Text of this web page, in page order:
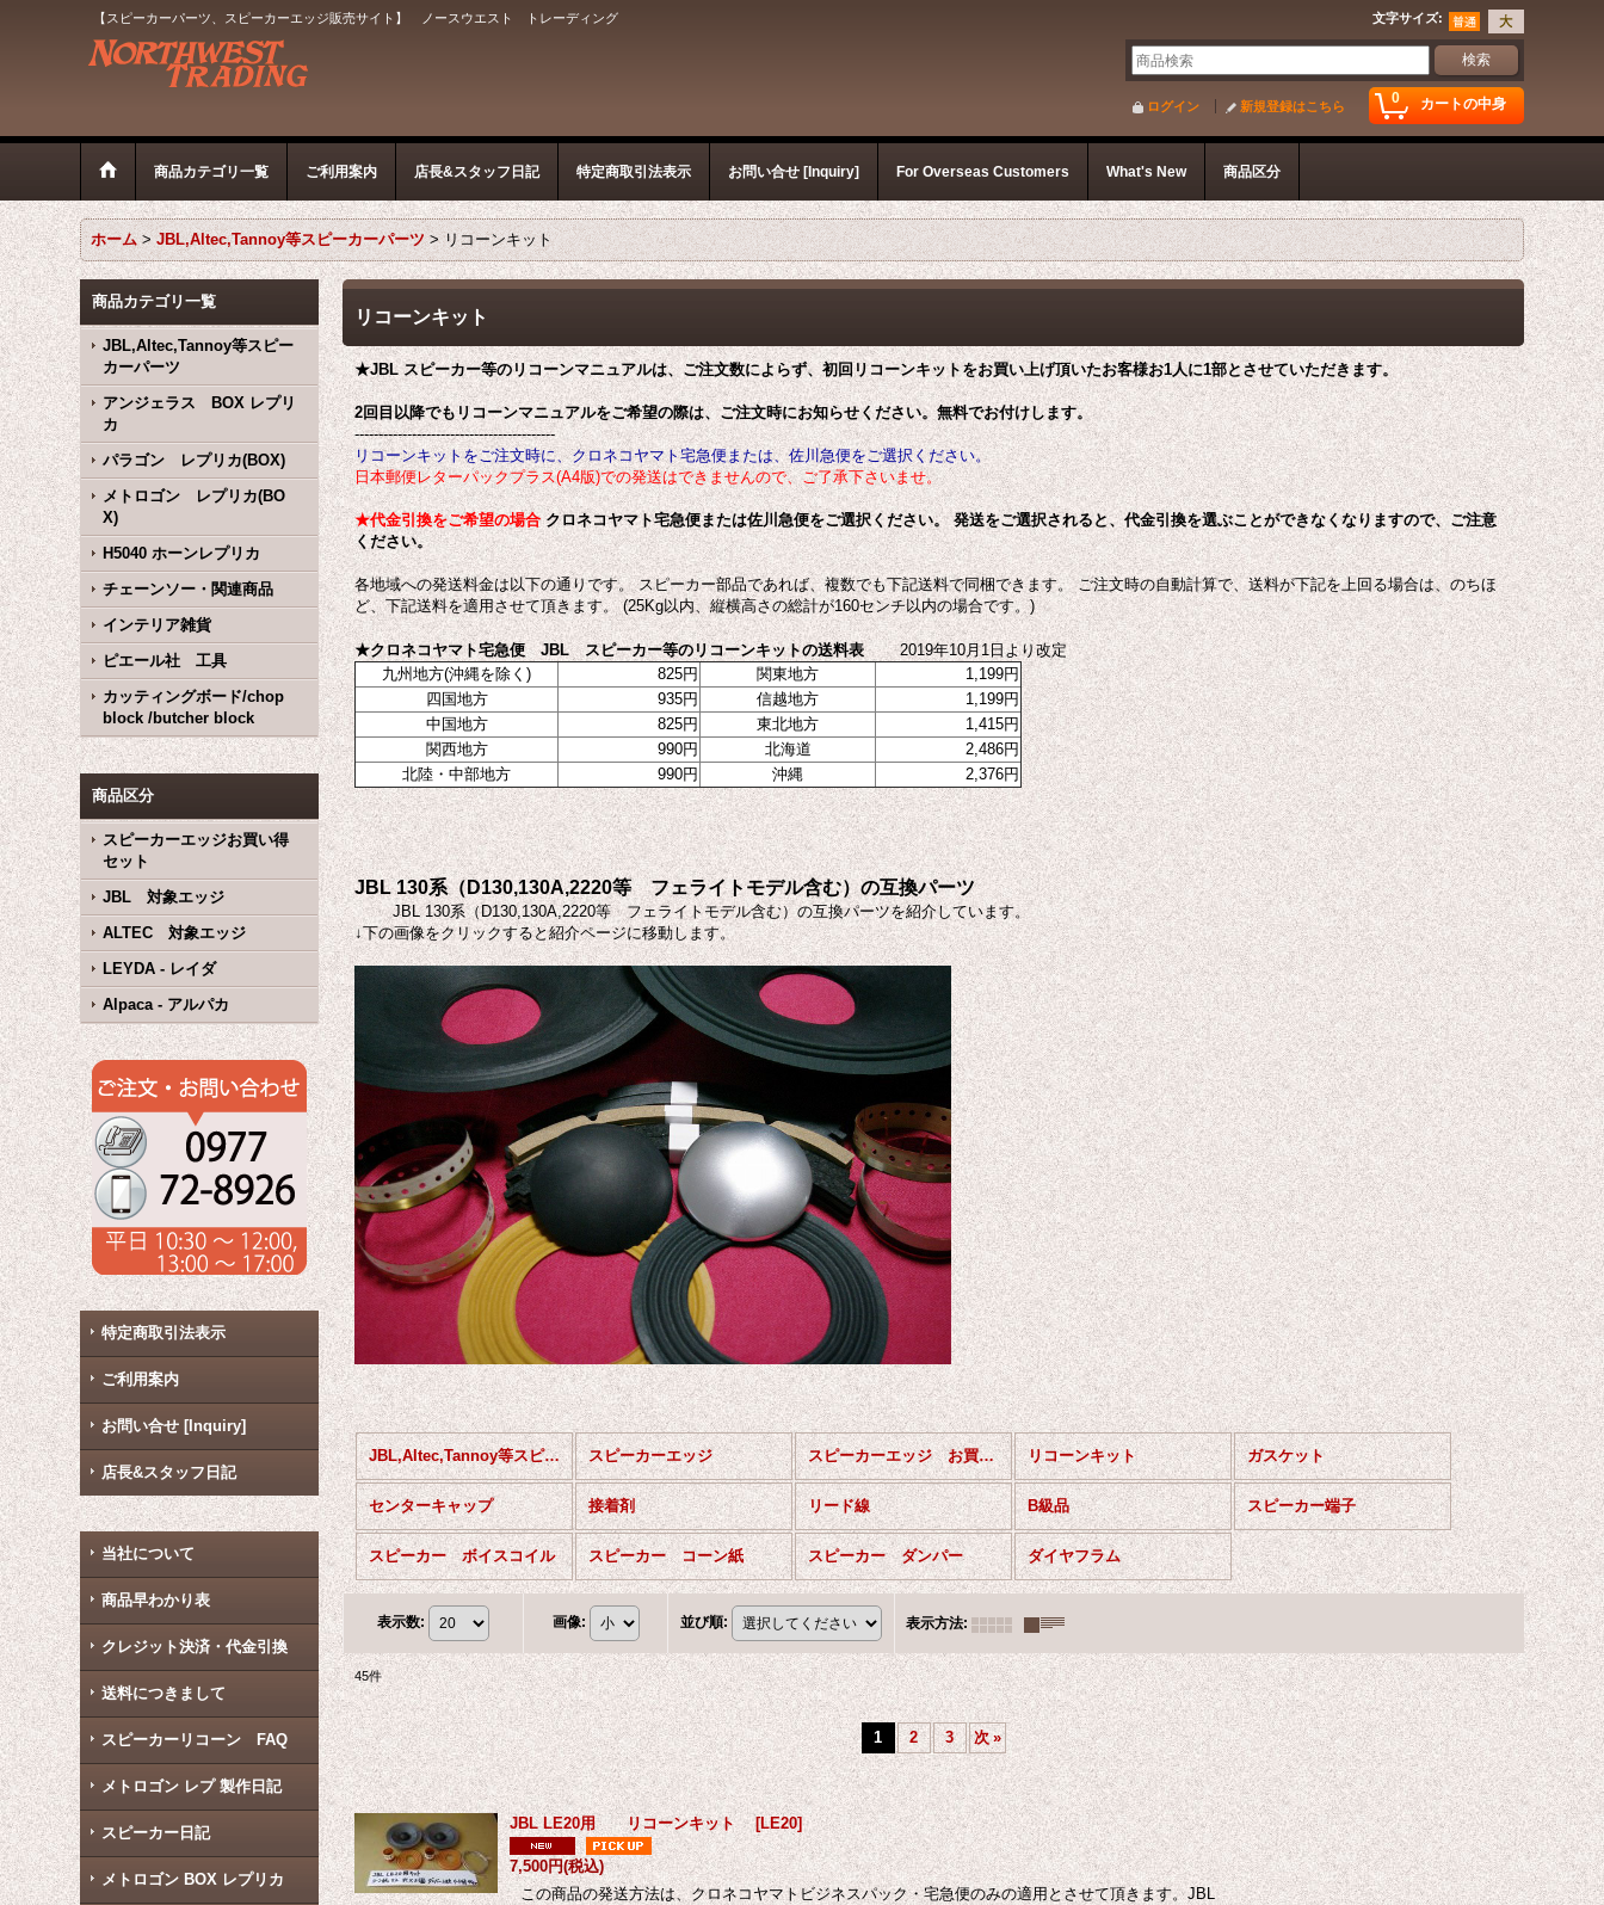
【スピーカーパーツ、スピーカーエッジ販売サイト】 ノースウエスト トレーディング 文字サイズ:
0 カートの中身
ログイン 新規登録はこちら
商品カテゴリ一覧 ご利用案内 店長&スタッフ日記 特定商取引法表示 お問い合せ [Inquiry] For Overseas Customers What's New 商品区分
ホーム > JBL,Altec,Tannoy等スピーカーパーツ > リコーンキット
商品カテゴリ一覧
JBL,Altec,Tannoy等スピー
カーパーツ
アンジェラス BOX レプリ
カ
パラゴン レプリカ(BOX)
メトロゴン レプリカ(BO
X)
H5040 ホーンレプリカ
チェーンソー・関連商品
インテリア雑貨
ピエール社 工具
カッティングボード/chop
block /butcher block
商品区分
スピーカーエッジお買い得
セット
JBL 対象エッジ
ALTEC 対象エッジ
LEYDA - レイダ
Alpaca - アルパカ
特定商取引法表示
ご利用案内
お問い合せ [Inquiry]
店長&スタッフ日記
当社について
商品早わかり表
クレジット決済・代金引換
送料につきまして
スピーカーリコーン FAQ
メトロゴン レプ 製作日記
スピーカー日記
メトロゴン BOX レプリカ
リコーンキット
★JBL スピーカー等のリコーンマニュアルは、ご注文数によらず、初回リコーンキットをお買い上げ頂いたお客様お1人に1部とさせていただきます。
2回目以降でもリコーンマニュアルをご希望の際は、ご注文時にお知らせください。無料でお付けします。
------------------------------------------
リコーンキットをご注文時に、クロネコヤマト宅急便または、佐川急便をご選択ください。
日本郵便レターパックプラス(A4版)での発送はできませんので、ご了承下さいませ。
★代金引換をご希望の場合クロネコヤマト宅急便または佐川急便をご選択ください。 発送をご選択されると、代金引換を選ぶことができなくなりますので、ご注意
ください。
各地域への発送料金は以下の通りです。 スピーカー部品であれば、複数でも下記送料で同梱できます。 ご注文時の自動計算で、送料が下記を上回る場合は、のちほ
ど、下記送料を適用させて頂きます。 (25Kg以内、縦横高さの総計が160センチ以内の場合です。)
★クロネコヤマト宅急便 JBL スピーカー等のリコーンキットの送料表2019年10月1日より改定
九州地方(沖縄を除く)
825円 関東地方
1,199円
四国地方
935円 信越地方
1,199円
中国地方
825円 東北地方
1,415円
関西地方
990円 北海道
2,486円
北陸・中部地方
990円 沖縄 2,376円
JBL 130系（D130,130A,2220等 フェライトモデル含む）の互換パーツ
JBL 130系（D130,130A,2220等 フェライトモデル含む）の互換パーツを紹介しています。
↓下の画像をクリックすると紹介ページに移動します。
JBL,Altec,Tannoy等スピーカーパーツ (全商品) スピーカーエッジ スピーカーエッジ お買い得セット リコーンキット ガスケット
センターキャップ 接着剤 リード線 B級品 スピーカー端子
スピーカー ボイスコイル スピーカー コーン紙 スピーカー ダンパー ダイヤフラム
表示数: 画像: 並び順: 表示方法:
45件
1 2 3 次 »
JBL LE20用 リコーンキット [LE20]
7,500円(税込)
この商品の発送方法は、クロネコヤマトビジネスパック・宅急便のみの適用とさせて頂きます。JBL